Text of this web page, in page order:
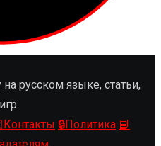
русском языке, статьи,
Контакты 🔒Политика 📘